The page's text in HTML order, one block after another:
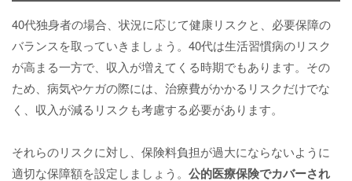
40代独身者の場合、状況に応じて健康リスクと、必要保障の
バランスを取っていきましょう。40代は生活習慣病のリスク
が高まる一方で、収入が増えてくる時期でもあります。その
ため、病気やケガの際には、治療費がかかるリスクだけでな
く、収入が減るリスクも考慮する必要があります。
それらのリスクに対し、保険料負担が過大にならないように
適切な保障額を設定しましょう。 公的医療保険でカバーされ